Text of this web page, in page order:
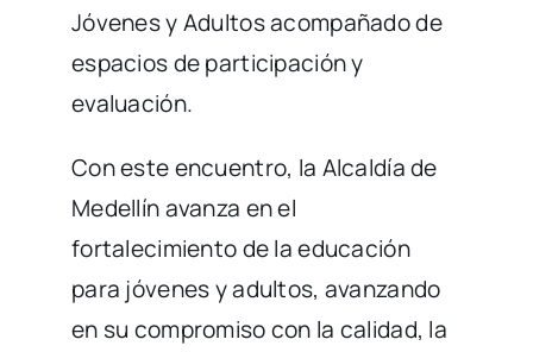
Jóvenes y Adultos acompañado de
espacios de participación y
evaluación.
Con este encuentro, la Alcaldía de
Medellín avanza en el
fortalecimiento de la educación
para jóvenes y adultos, avanzando
en su compromiso con la calidad, la